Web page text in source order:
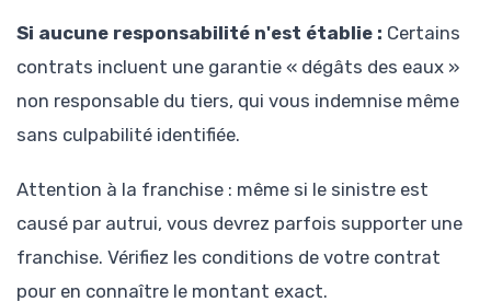
Si aucune responsabilité n'est établie : Certains
contrats incluent une garantie « dégâts des eaux »
non responsable du tiers, qui vous indemnise même
sans culpabilité identifiée.
Attention à la franchise : même si le sinistre est
causé par autrui, vous devrez parfois supporter une
franchise. Vérifiez les conditions de votre contrat
pour en connaître le montant exact.